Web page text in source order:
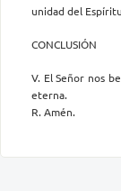
unidad del
CONCLUSIÓN
V. El Señor nos
eterna.
R. Amén.